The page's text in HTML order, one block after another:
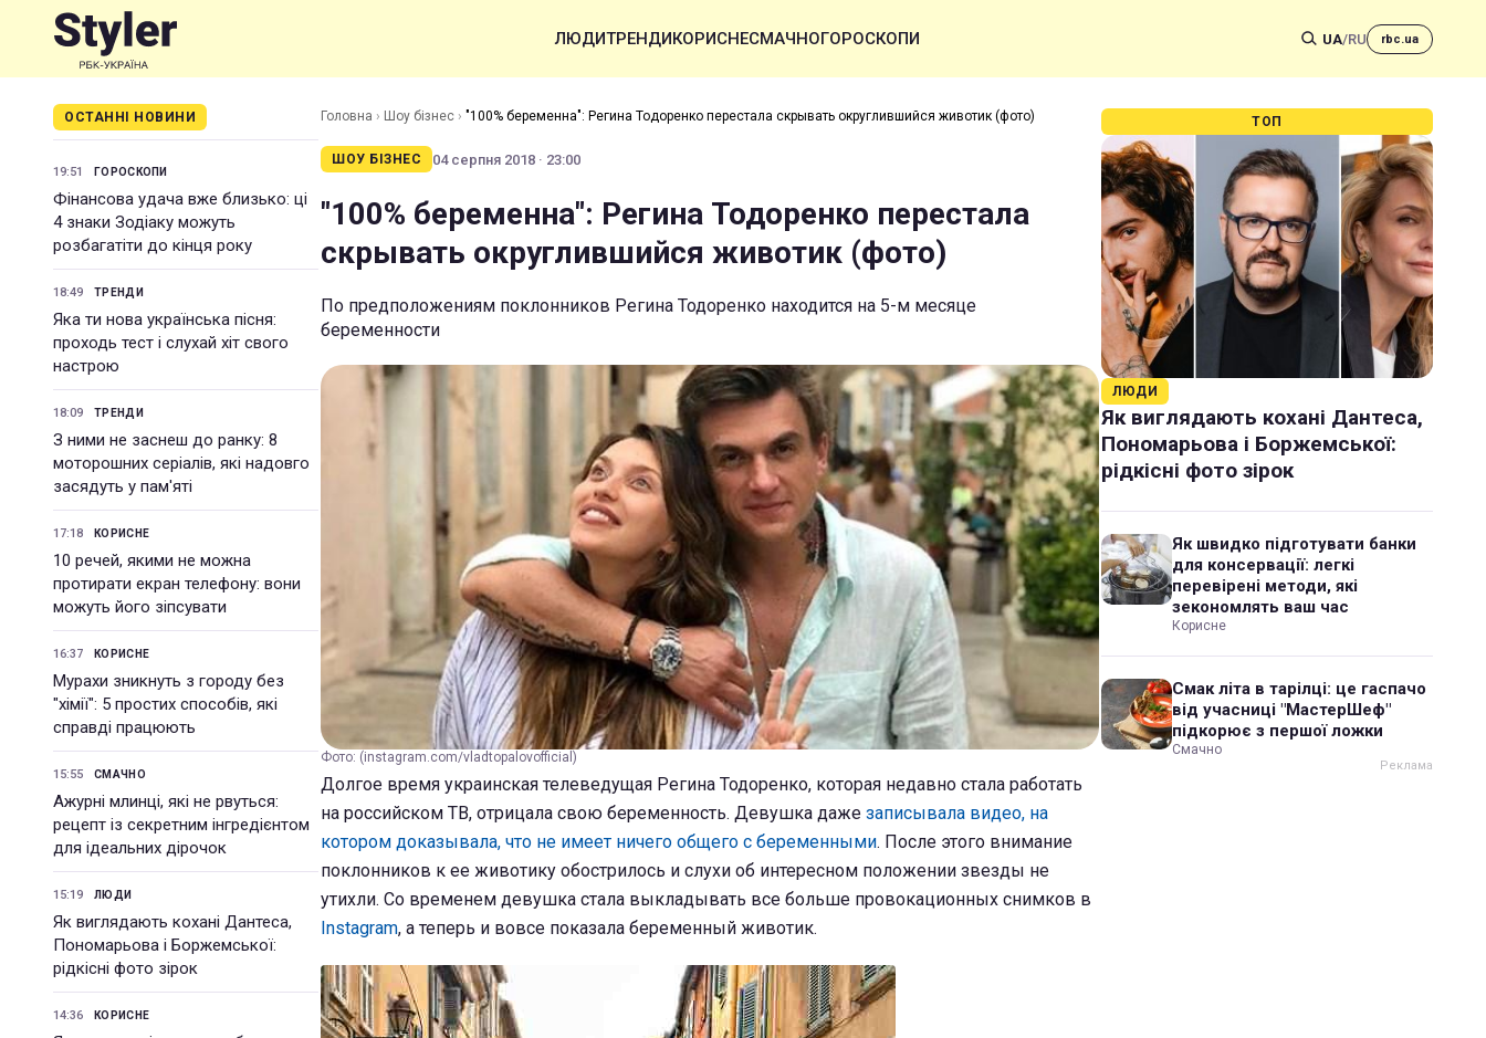
ЛЮДИТРЕНДИКОРИСНЕСМАЧНОГОРОСКОПИ UA/RU rbc.ua
ОСТАННІ НОВИНИ
19:51 ГОРОСКОПИ
Фінансова удача вже близько: ці
4 знаки Зодіаку можуть
розбагатіти до кінця року
18:49 ТРЕНДИ
Яка ти нова українська пісня:
проходь тест і слухай хіт свого
настрою
18:09 ТРЕНДИ
З ними не заснеш до ранку: 8
моторошних серіалів, які надовго
засядуть у пам'яті
17:18 КОРИСНЕ
10 речей, якими не можна
протирати екран телефону: вони
можуть його зіпсувати
16:37 КОРИСНЕ
Мурахи зникнуть з городу без
"хімії": 5 простих способів, які
справді працюють
15:55 СМАЧНО
Ажурні млинці, які не рвуться:
рецепт із секретним інгредієнтом
для ідеальних дірочок
15:19 ЛЮДИ
Як виглядають кохані Дантеса,
Пономарьова і Боржемської:
рідкісні фото зірок
14:36 КОРИСНЕ
Головна › Шоу бізнес › "100% беременна": Регина Тодоренко перестала скрывать округлившийся животик (фото)
ШОУ БІЗНЕС 04 серпня 2018 · 23:00
"100% беременна": Регина Тодоренко перестала
скрывать округлившийся животик (фото)
По предположениям поклонников Регина Тодоренко находится на 5-м месяце
беременности
Фото: (instagram.com/vladtopalovofficial)
Долгое время украинская телеведущая Регина Тодоренко, которая недавно стала работать
на российском ТВ, отрицала свою беременность. Девушка даже записывала видео, на
котором доказывала, что не имеет ничего общего с беременными. После этого внимание
поклонников к ее животику обострилось и слухи об интересном положении звезды не
утихли. Со временем девушка стала выкладывать все больше провокационных снимков в
Instagram, а теперь и вовсе показала беременный животик.
ТОП
ЛЮДИ
Як виглядають кохані Дантеса,
Пономарьова і Боржемської:
рідкісні фото зірок
Як швидко підготувати банки
для консервації: легкі
перевірені методи, які
зекономлять ваш час
Корисне
Смак літа в тарілці: це гаспачо
від учасниці "МастерШеф"
підкорює з першої ложки
Смачно